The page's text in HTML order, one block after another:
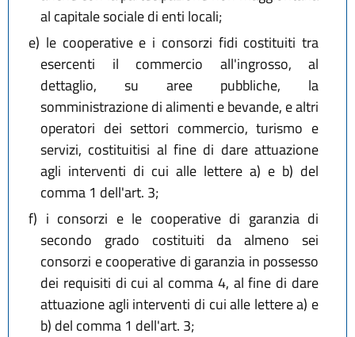
al capitale sociale di enti locali;
e) le cooperative e i consorzi fidi costituiti tra
esercenti il commercio all'ingrosso, al
dettaglio, su aree pubbliche, la
somministrazione di alimenti e bevande, e altri
operatori dei settori commercio, turismo e
servizi, costituitisi al fine di dare attuazione
agli interventi di cui alle lettere a) e b) del
comma 1 dell'art. 3;
f) i consorzi e le cooperative di garanzia di
secondo grado costituiti da almeno sei
consorzi e cooperative di garanzia in possesso
dei requisiti di cui al comma 4, al fine di dare
attuazione agli interventi di cui alle lettere a) e
b) del comma 1 dell'art. 3;